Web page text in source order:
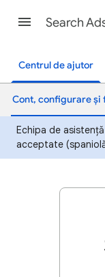
Search
Centrul de ajutor
Cont, configurare și
Echipa de
acceptate